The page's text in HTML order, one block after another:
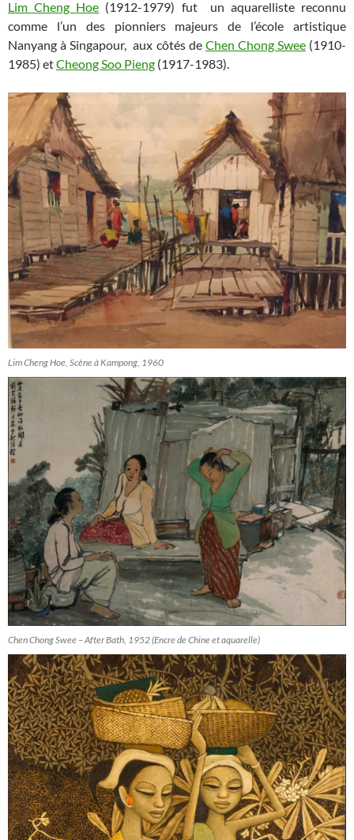
Lim Cheng Hoe (1912-1979) fut un aquarelliste reconnu
comme l’un des pionniers majeurs de l’école artistique
Nanyang à Singapour, aux côtés de Chen Chong Swee(1910-
1985) etCheong Soo Pieng (1917-1983).
Lim Cheng Hoe, Scène à Kampong, 1960
Chen Chong Swee – After Bath, 1952 (Encre de Chine et aquarelle)